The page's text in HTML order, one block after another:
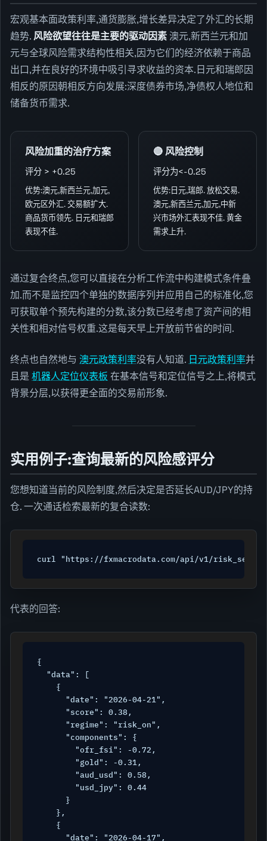
宏观基本面政策利率,通货膨胀,增长差异决定了外汇的长期
趋势. 风险欲望往往是主要的驱动因素 澳元,新西兰元和加
元与全球风险需求结构性相关,因为它们的经济依赖于商品
出口,并在良好的环境中吸引寻求收益的资本.日元和瑞郎因
相反的原因朝相反方向发展:深度债券市场,净债权人地位和
储备货币需求.
风险加重的治疗方案
评分 > +0.25
优势:澳元,新西兰元,加元,
欧元区外汇. 交易额扩大.
商品货币领先. 日元和瑞郎
表现不佳.
🔴 风险控制
评分为<-0.25
优势:日元,瑞郎. 放松交易.
澳元,新西兰元,加元,中新
兴市场外汇表现不佳. 黄金
需求上升.
通过复合终点,您可以直接在分析工作流中构建模式条件叠
加.而不是监控四个单独的数据序列并应用自己的标准化,您
可获取单个预先构建的分数,该分数已经考虑了资产间的相
关性和相对信号权重.这是每天早上开放前节省的时间.
终点也自然地与 澳元政策利率没有人知道. 日元政策利率并
且是 机器人定位仪表板 在基本信号和定位信号之上,将模式
背景分层,以获得更全面的交易前形象.
实用例子:查询最新的风险感评分
您想知道当前的风险制度,然后决定是否延长AUD/JPY的持
仓. 一次通话检索最新的复合读数:
curl "https://fxmacrodata.com/api/v1/
代表的回答:
{
  "data": [
    {
      "date": "2026-04-21",
      "score": 0.38,
      "regime": "risk_on",
      "components": {
        "ofr_fsi": -0.72,
        "gold": -0.31,
        "aud_usd": 0.58,
        "usd_jpy": 0.44
      }
    },
    {
      "date": "2026-04-17",